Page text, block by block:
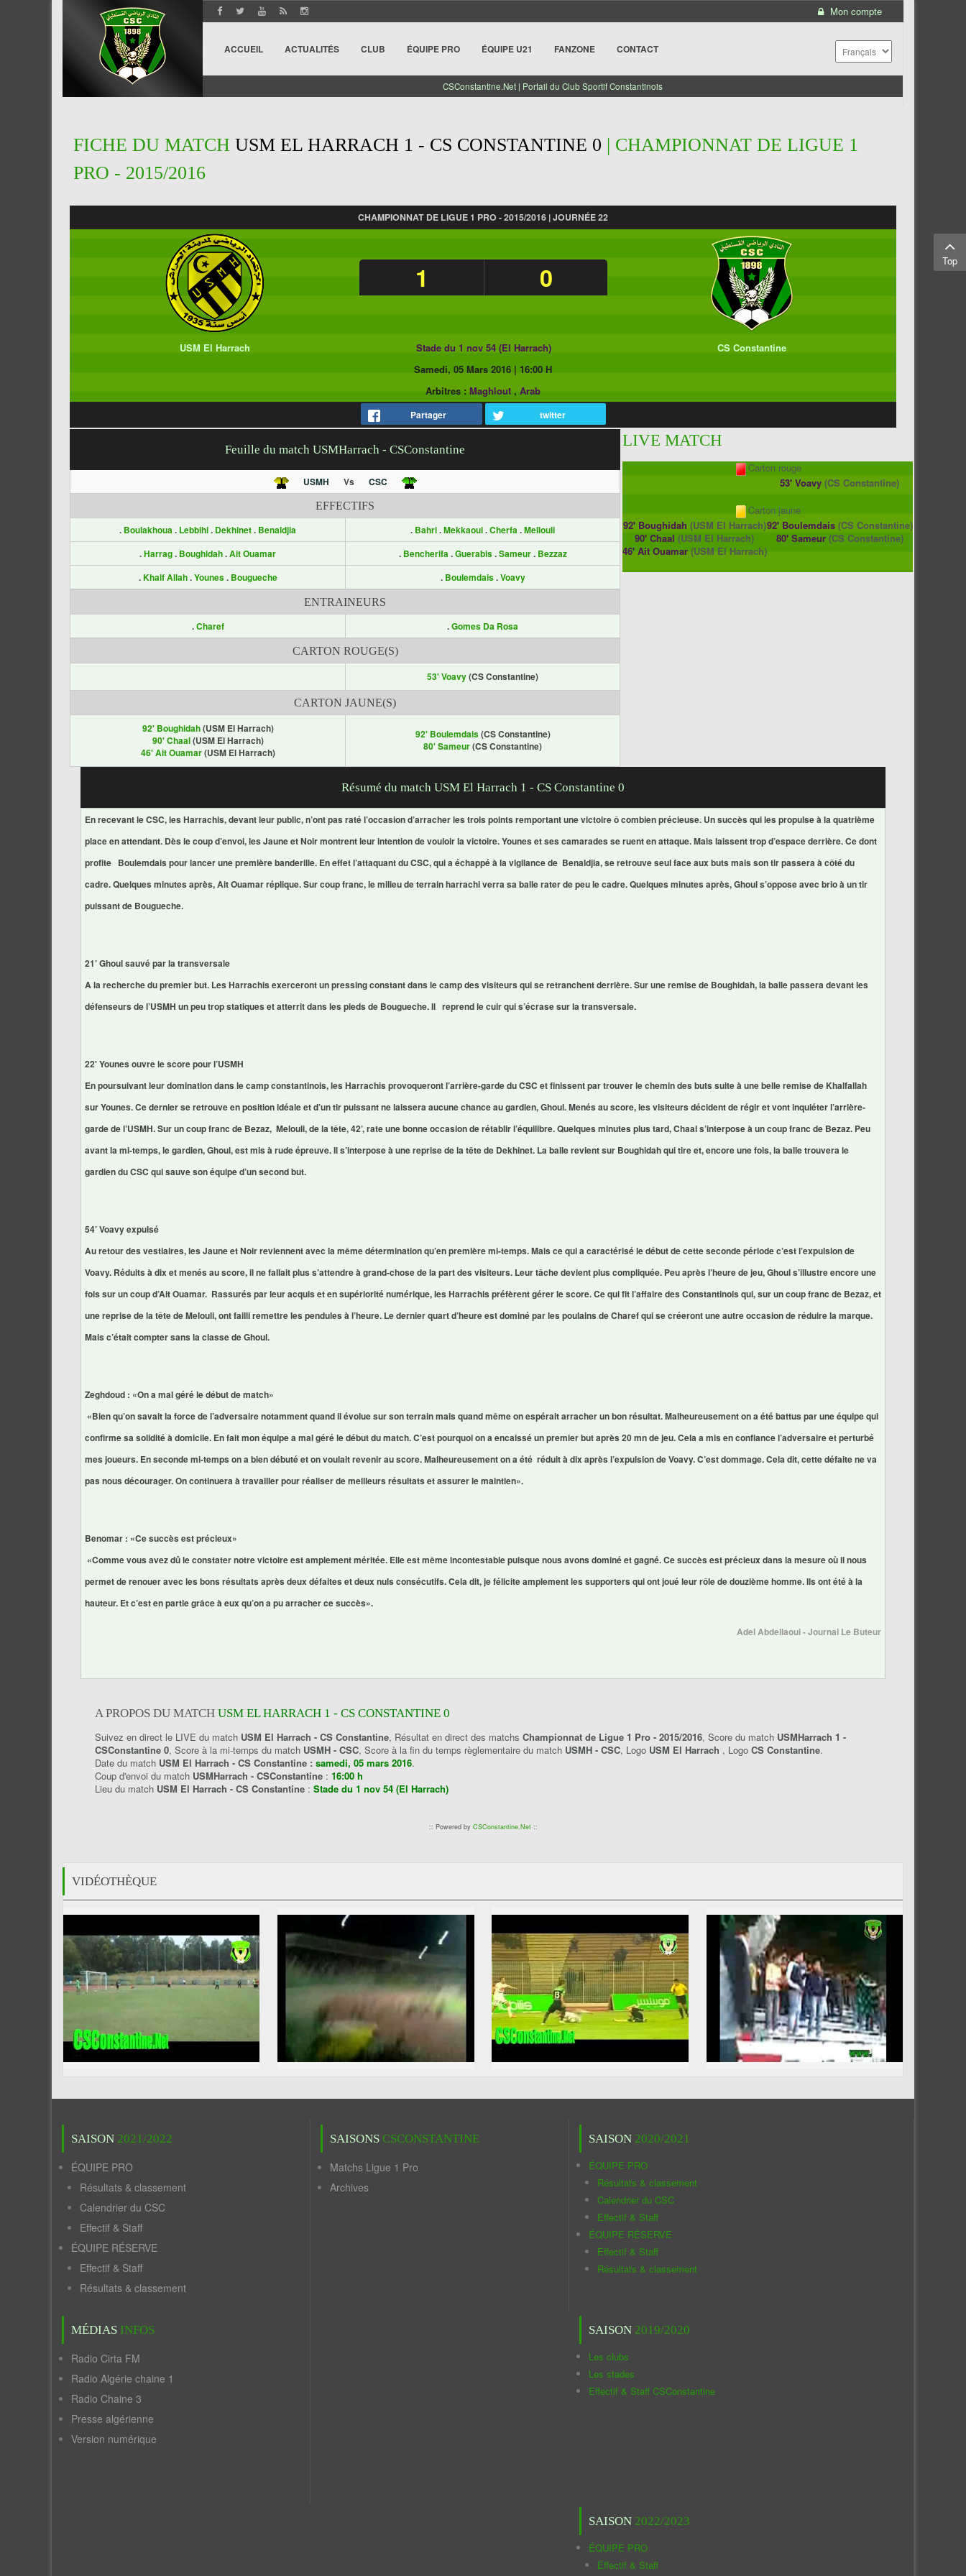
Mon compte
ACCUEIL ACTUALITÉS CLUB ÉQUIPE PRO ÉQUIPE U21 FANZONE CONTACT
CSConstantine.Net | Portail du Club Sportif Constantinois
FICHE DU MATCH USM EL HARRACH 1 - CS CONSTANTINE 0 | CHAMPIONNAT DE LIGUE 1
PRO - 2015/2016
CHAMPIONNAT DE LIGUE 1 PRO - 2015/2016 | JOURNÉE 22
1 0
USM El Harrach Stade du 1 nov 54 (El Harrach)
CS Constantine
Samedi, 05 Mars 2016 | 16:00 H
Arbitres : Maghlout , Arab
Partager twitter
Feuille du match USMHarrach - CSConstantine
USMH Vs CSC
EFFECTIFS
. Boulakhoua. Lebbihi. Dekhinet. Benaldjia . Bahri.Mekkaoui.Cherfa.Mellouli
.Harrag. Boughidah.Ait Ouamar . Bencherifa.Guerabis.Sameur. Bezzaz
.Khalf Allah.Younes. Bougueche . Boulemdais.Voavy
ENTRAINEURS
.Charef .Gomes Da Rosa
CARTON ROUGE(S)
53' Voavy(CS Constantine)
CARTON JAUNE(S)
92' Boughidah(USM El Harrach)
90' Chaal(USM El Harrach)
46' Ait Ouamar(USM El Harrach)
92' Boulemdais(CS Constantine)
80' Sameur(CS Constantine)
LIVE MATCH
Carton rouge
53' Voavy (CS Constantine)
Carton jaune
92' Boughidah (USM El Harrach)
90' Chaal (USM El Harrach)
46' Ait Ouamar(USM El Harrach)
92' Boulemdais(CS Constantine)
80' Sameur(CS Constantine)
Résumé du match USM El Harrach 1 - CS Constantine 0
En recevant le CSC, les Harrachis, devant leur public, n’ont pas raté l’occasion d’arracher les trois points remportant une victoire ô combien précieuse. Un succès qui les propulse à la quatrième
place en attendant. Dès le coup d’envoi, les Jaune et Noir montrent leur intention de vouloir la victoire. Younes et ses camarades se ruent en attaque. Mais laissent trop d’espace derrière. Ce dont
profite Boulemdais pour lancer une première banderille. En effet l’attaquant du CSC, qui a échappé à la vigilance de Benaldjia, se retrouve seul face aux buts mais son tir passera à côté du
cadre. Quelques minutes après, Ait Ouamar réplique. Sur coup franc, le milieu de terrain harrachi verra sa balle rater de peu le cadre. Quelques minutes après, Ghoul s’oppose avec brio à un tir
puissant de Bougueche.
21’ Ghoul sauvé par la transversale
A la recherche du premier but. Les Harrachis exerceront un pressing constant dans le camp des visiteurs qui se retranchent derrière. Sur une remise de Boughidah, la balle passera devant les
défenseurs de l’USMH un peu trop statiques et atterrit dans les pieds de Bougueche. Il reprend le cuir qui s’écrase sur la transversale.
22' Younes ouvre le score pour l’USMH
En poursuivant leur domination dans le camp constantinois, les Harrachis provoqueront l’arrière-garde du CSC et finissent par trouver le chemin des buts suite à une belle remise de Khalfallah
sur Younes. Ce dernier se retrouve en position idéale et d’un tir puissant ne laissera aucune chance au gardien, Ghoul. Menés au score, les visiteurs décident de régir et vont inquiéter l’arrière-
garde de l’USMH. Sur un coup franc de Bezaz, Melouli, de la tête, 42’, rate une bonne occasion de rétablir l’équilibre. Quelques minutes plus tard, Chaal s’interpose à un coup franc de Bezaz. Peu
avant la mi-temps, le gardien, Ghoul, est mis à rude épreuve. Il s’interpose à une reprise de la tête de Dekhinet. La balle revient sur Boughidah qui tire et, encore une fois, la balle trouvera le
gardien du CSC qui sauve son équipe d’un second but.
54’ Voavy expulsé
Au retour des vestiaires, les Jaune et Noir reviennent avec la même détermination qu’en première mi-temps. Mais ce qui a caractérisé le début de cette seconde période c’est l’expulsion de
Voavy. Réduits à dix et menés au score, il ne fallait plus s’attendre à grand-chose de la part des visiteurs. Leur tâche devient plus compliquée. Peu après l’heure de jeu, Ghoul s’illustre encore une
fois sur un coup d’Ait Ouamar. Rassurés par leur acquis et en supériorité numérique, les Harrachis préfèrent gérer le score. Ce qui fit l’affaire des Constantinois qui, sur un coup franc de Bezaz, et
une reprise de la tête de Melouli, ont failli remettre les pendules à l’heure. Le dernier quart d’heure est dominé par les poulains de Charef qui se créeront une autre occasion de réduire la marque.
Mais c’était compter sans la classe de Ghoul.
Zeghdoud : «On a mal géré le début de match»
«Bien qu’on savait la force de l’adversaire notamment quand il évolue sur son terrain mais quand même on espérait arracher un bon résultat. Malheureusement on a été battus par une équipe qui
confirme sa solidité à domicile. En fait mon équipe a mal géré le début du match. C’est pourquoi on a encaissé un premier but après 20 mn de jeu. Cela a mis en confiance l’adversaire et perturbé
mes joueurs. En seconde mi-temps on a bien débuté et on voulait revenir au score. Malheureusement on a été réduit à dix après l’expulsion de Voavy. C’est dommage. Cela dit, cette défaite ne va
pas nous décourager. On continuera à travailler pour réaliser de meilleurs résultats et assurer le maintien».
Benomar : «Ce succès est précieux»
«Comme vous avez dû le constater notre victoire est amplement méritée. Elle est même incontestable puisque nous avons dominé et gagné. Ce succès est précieux dans la mesure où il nous
permet de renouer avec les bons résultats après deux défaites et deux nuls consécutifs. Cela dit, je félicite amplement les supporters qui ont joué leur rôle de douzième homme. Ils ont été à la
hauteur. Et c’est en partie grâce à eux qu’on a pu arracher ce succès».
Adel Abdellaoui - Journal Le Buteur
A PROPOS DU MATCH USM EL HARRACH 1 - CS CONSTANTINE 0
Suivez en direct le LIVE du match USM El Harrach - CS Constantine, Résultat en direct des matchs Championnat de Ligue 1 Pro - 2015/2016, Score du match USMHarrach 1 -
CSConstantine 0, Score à la mi-temps du match USMH - CSC, Score à la fin du temps règlementaire du match USMH - CSC, Logo USM El Harrach , Logo CS Constantine.
Date du match USM El Harrach - CS Constantine : samedi, 05 mars 2016.
Coup d'envoi du match USMHarrach - CSConstantine : 16:00 h
Lieu du match USM El Harrach - CS Constantine : Stade du 1 nov 54 (El Harrach)
:: Powered by CSConstantine.Net::
VIDÉOTHÈQUE
SAISON 2021/2022
ÉQUIPE PRO
Résultats & classement
Calendrier du CSC
Effectif & Staff
ÉQUIPE RÉSERVE
Effectif & Staff
Résultats & classement
MÉDIAS INFOS
Radio Cirta FM
Radio Algérie chaine 1
Radio Chaine 3
Presse algérienne
Version numérique
SAISONS CSCONSTANTINE
Matchs Ligue 1 Pro
Archives
SAISON 2020/2021
ÉQUIPE PRO
Résultats & classement
Calendrier du CSC
Effectif & Staff
ÉQUIPE RÉSERVE
Effectif & Staff
Résultats & classement
SAISON 2019/2020
Les clubs
Les stades
Effectif & Staff CSConstantine
SAISON 2022/2023
ÉQUIPE PRO
Effectif & Staff
Top